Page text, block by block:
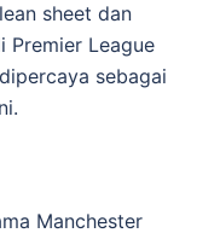
sheet dan
Premier League
sebagai
Manchester